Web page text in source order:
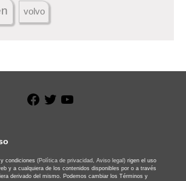
volvo
Facebook
Twitter
condiciones (Política de privacidad, Aviso legal) rigen el uso
y a cualquiera de los contenidos disponibles por o a través
derivado del mismo. Podemos cambiar los Términos y